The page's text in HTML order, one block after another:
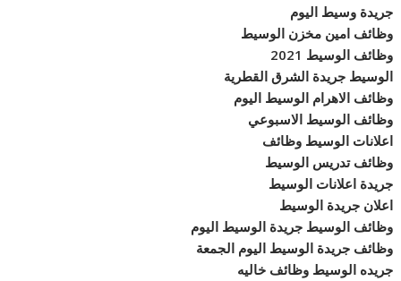
جريدة وسيط اليوم
وظائف امين مخزن الوسيط
وظائف الوسيط 2021
الوسيط جريدة الشرق القطرية
وظائف الاهرام الوسيط اليوم
وظائف الوسيط الاسبوعي
اعلانات الوسيط وظائف
وظائف تدريس الوسيط
جريدة اعلانات الوسيط
اعلان جريدة الوسيط
وظائف الوسيط جريدة الوسيط اليوم
وظائف جريدة الوسيط اليوم الجمعة
جريده الوسيط وظائف خاليه